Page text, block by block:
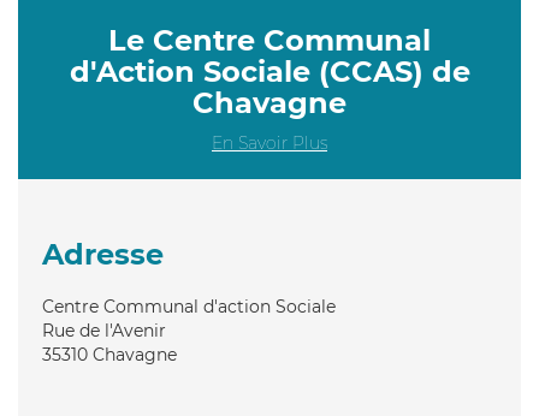
Le Centre Communal
d'Action Sociale (CCAS) de
Chavagne
En Savoir Plus
Adresse
Centre Communal d'action Sociale
Rue de l'Avenir
35310 Chavagne